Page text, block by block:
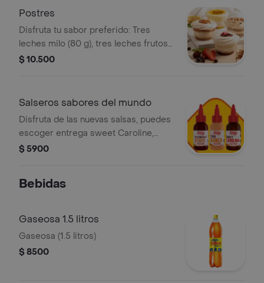
Postres
Disfruta tu sabor preferido: Tres
leches milo (80 g), tres leches frutos
rojos (90 g), combinado de maracuyá
$ 10.500
Salseros sabores del mundo
Disfruta de las nuevas salsas, puedes
escoger entrega sweet Caroline,
Polynesian beach o Thai ranch
$ 5900
Bebidas
Gaseosa 1.5 litros
Gaseosa (1.5 litros)
$ 8500